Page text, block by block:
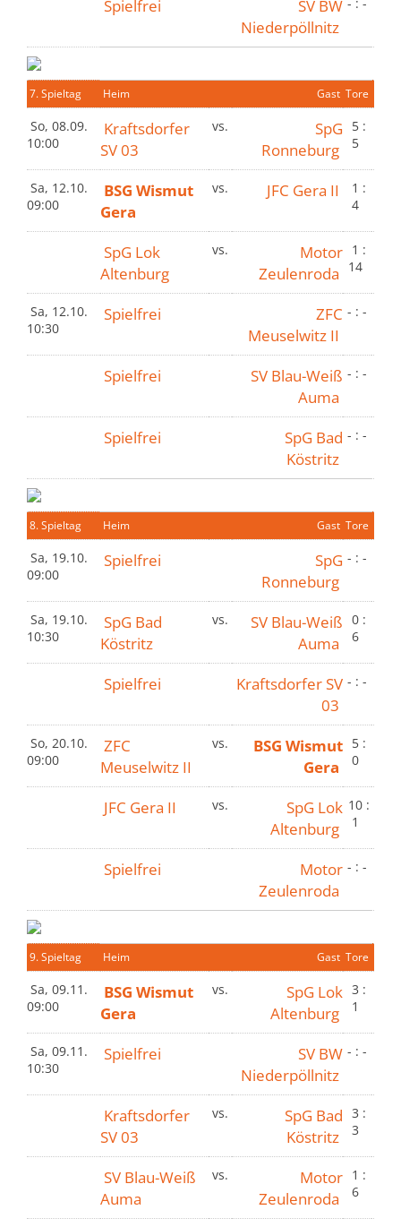
Spielfrei
SV BW
Niederpöllnitz
7. Spieltag Heim Gast Tore
So, 08.09.
10:00
Kraftsdorfer
SV 03
vs.
SpG
Ronneburg
5 :
5
Sa, 12.10.
09:00
BSG Wismut
Gera
vs. JFC Gera II
1 :
4
SpG Lok
Altenburg
vs.
Motor
Zeulenroda
1 :
14
Sa, 12.10.
10:30
Spielfrei
ZFC
Meuselwitz II
- : -
Spielfrei
SV Blau-Weiß
Auma
- : -
Spielfrei
SpG Bad
Köstritz
- : -
8. Spieltag Heim Gast Tore
Sa, 19.10.
09:00
Spielfrei
SpG
Ronneburg
- : -
Sa, 19.10.
10:30
SpG Bad
Köstritz
vs.
SV Blau-Weiß
Auma
0 :
6
Spielfrei
Kraftsdorfer SV
03
- : -
So, 20.10.
09:00
ZFC
Meuselwitz II
vs.
BSG Wismut
Gera
5 :
0
JFC Gera II vs.
SpG Lok
Altenburg
10 :
1
Spielfrei
Motor
Zeulenroda
- : -
9. Spieltag Heim Gast Tore
Sa, 09.11.
09:00
BSG Wismut
Gera
vs.
SpG Lok
Altenburg
3 :
1
Sa, 09.11.
10:30
Spielfrei
SV BW
Niederpöllnitz
- : -
Kraftsdorfer
SV 03
vs.
SpG Bad
Köstritz
3 :
3
SV Blau-Weiß
Auma
vs.
Motor
Zeulenroda
1 :
6